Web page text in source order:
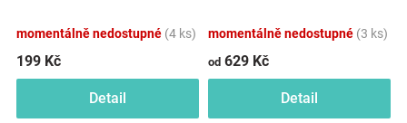
momentálně nedostupné (4 ks)
199 Kč
Detail
momentálně nedostupné (3 ks)
od 629 Kč
Detail